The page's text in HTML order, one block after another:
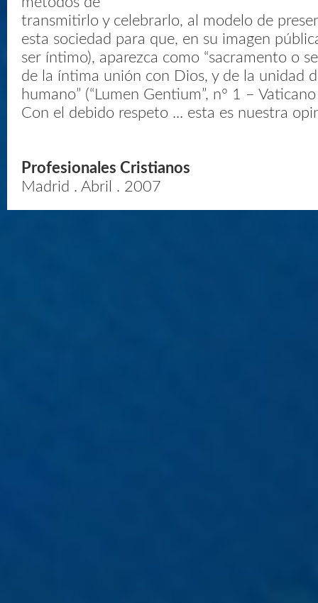
transmitirlo y celebrarlo, al modelo de
esta sociedad para que, en su imagen
ser íntimo), aparezca como “sacramento o
de la íntima unión con Dios, y de la unidad
humano” (“Lumen Gentium”, nº 1 –
Con el debido respeto ... esta es nuestra
Profesionales Cristianos
Madrid . Abril . 2007